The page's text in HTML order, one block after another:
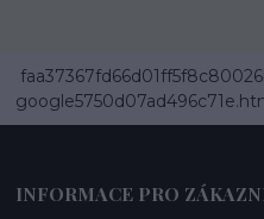
INFORMACE PRO